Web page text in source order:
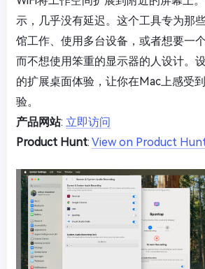
示，几乎没有延迟。这个工具专为那
馆工作、使用多台设备，或者想要一
而不想使用笨重的显示器的人设计。
的扩展桌面体验，让你在Mac上感受
验。
产品网站: 立即访问
Product Hunt: View on Product